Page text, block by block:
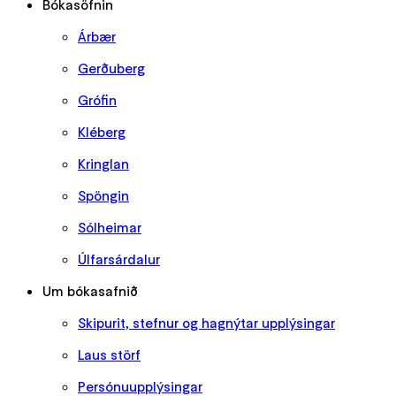
Bókasöfnin
Árbær
Gerðuberg
Grófin
Kléberg
Kringlan
Spöngin
Sólheimar
Úlfarsárdalur
Um bókasafnið
Skipurit, stefnur og hagnýtar upplýsingar
Laus störf
Persónuupplýsingar